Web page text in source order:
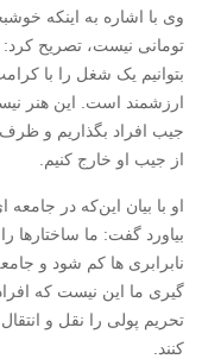
تومانی نیست، تصریح
بتوانیم یک شغل را با
جیب افراد بگذاریم و ظرف
از جیب او خارج کنیم.
او با بیان این‌که در
بیاورد گفت: ما
نابرابری ها کم شود و
گیری ما این نیست که
تحریم پولی را نقل و
کنند.